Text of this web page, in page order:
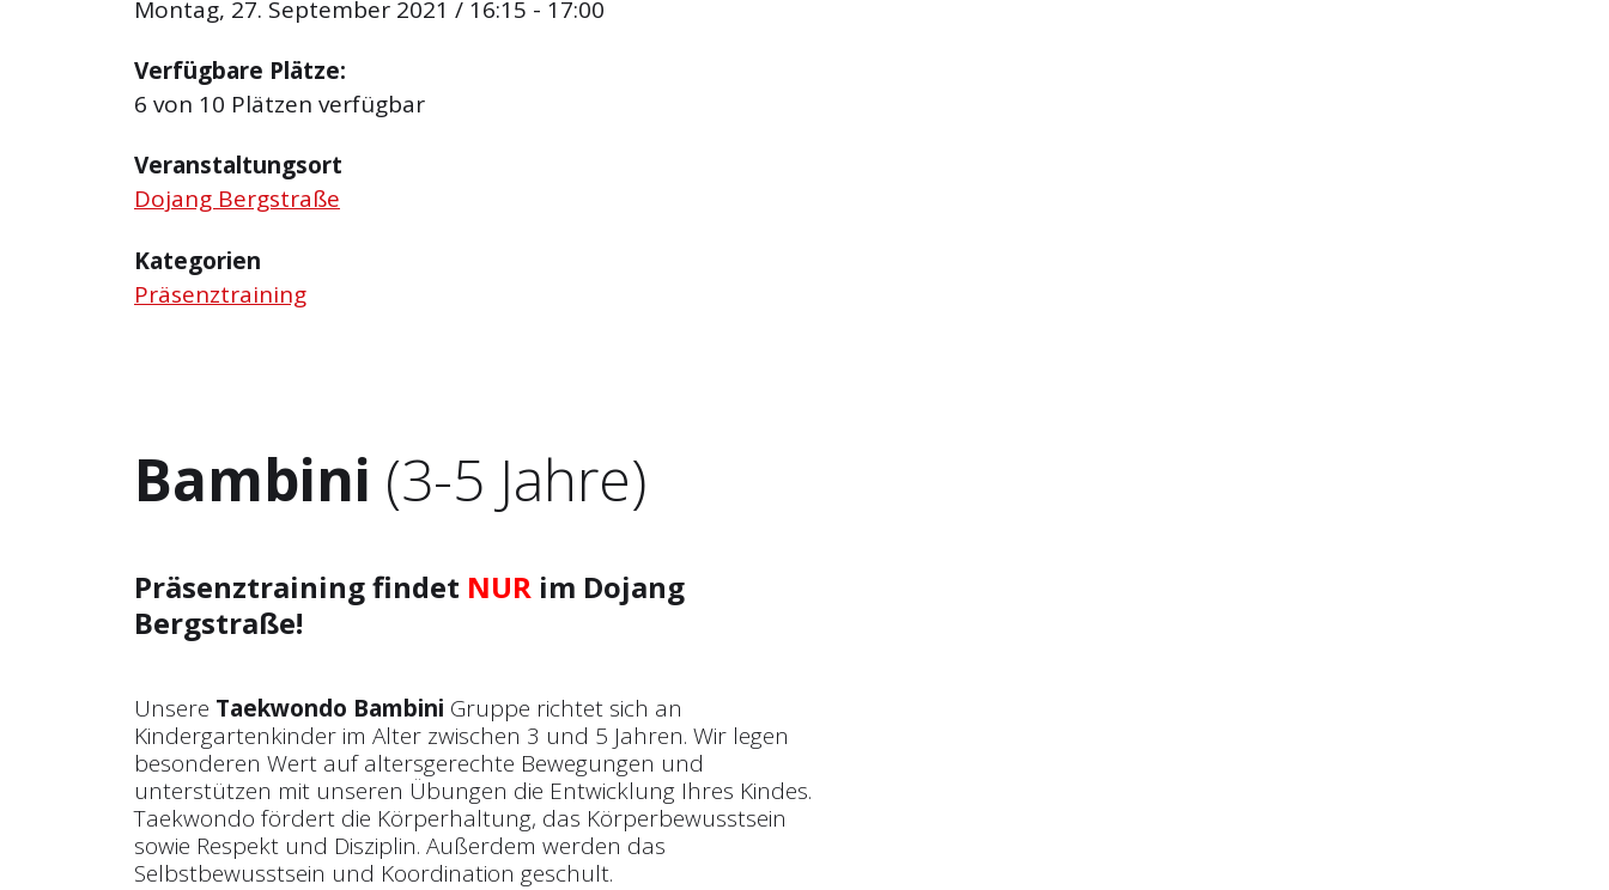
Montag, 27. September 2021 / 16:15 - 17:00
Verfügbare Plätze:
6 von 10 Plätzen verfügbar
Veranstaltungsort
Dojang Bergstraße
Kategorien
Präsenztraining
Bambini (3-5 Jahre)
Präsenztraining findet NUR im Dojang
Bergstraße!
Unsere Taekwondo Bambini Gruppe richtet sich an
Kindergartenkinder im Alter zwischen 3 und 5 Jahren. Wir legen
besonderen Wert auf altersgerechte Bewegungen und
unterstützen mit unseren Übungen die Entwicklung Ihres Kindes.
Taekwondo fördert die Körperhaltung, das Körperbewusstsein
sowie Respekt und Disziplin. Außerdem werden das
Selbstbewusstsein und Koordination geschult.